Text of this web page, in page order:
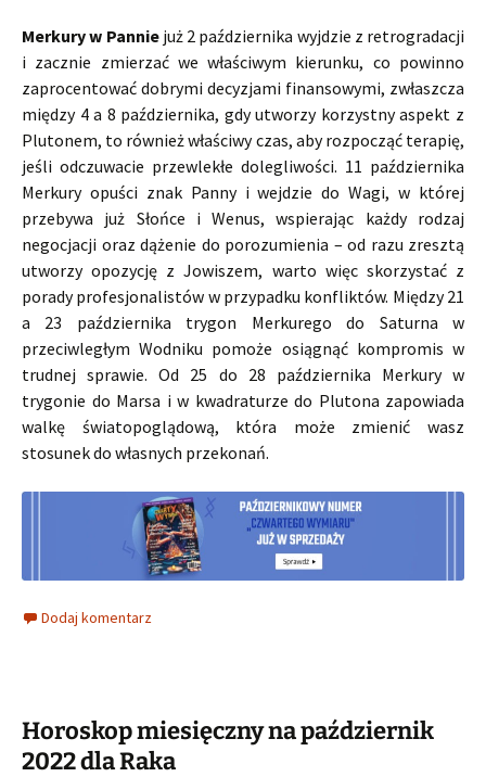
Merkury w Panniejuż 2 października wyjdzie z retrogradacji
i zacznie zmierzać we właściwym kierunku, co powinno
zaprocentować dobrymi decyzjami finansowymi, zwłaszcza
między 4 a 8 października, gdy utworzy korzystny aspekt z
Plutonem, to również właściwy czas, aby rozpocząć terapię,
jeśli odczuwacie przewlekłe dolegliwości. 11 października
Merkury opuści znak Panny i wejdzie do Wagi, w której
przebywa już Słońce i Wenus, wspierając każdy rodzaj
negocjacji oraz dążenie do porozumienia – od razu zresztą
utworzy opozycję z Jowiszem, warto więc skorzystać z
porady profesjonalistów w przypadku konfliktów. Między 21
a 23 października trygon Merkurego do Saturna w
przeciwległym Wodniku pomoże osiągnąć kompromis w
trudnej sprawie. Od 25 do 28 października Merkury w
trygonie do Marsa i w kwadraturze do Plutona zapowiada
walkę światopoglądową, która może zmienić wasz
stosunek do własnych przekonań.
Dodaj komentarz
Horoskop miesięczny na październik
2022 dla Raka